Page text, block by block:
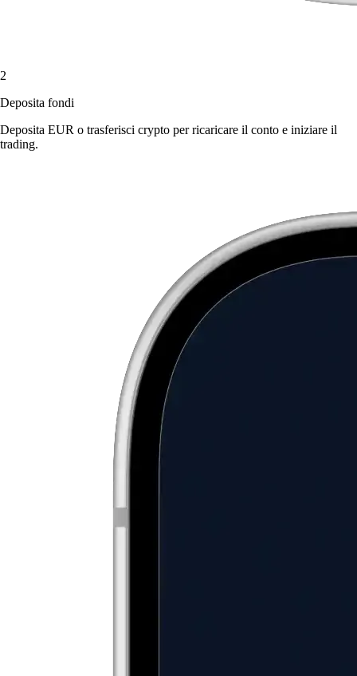
2
Deposita fondi
Deposita EUR o trasferisci crypto per ricaricare il conto e iniziare il
trading.